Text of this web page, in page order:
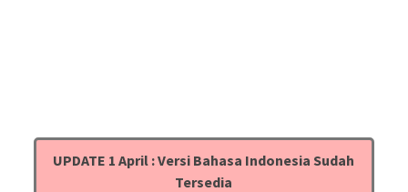
UPDATE 1 April : Versi Bahasa Indonesia Sudah
Tersedia